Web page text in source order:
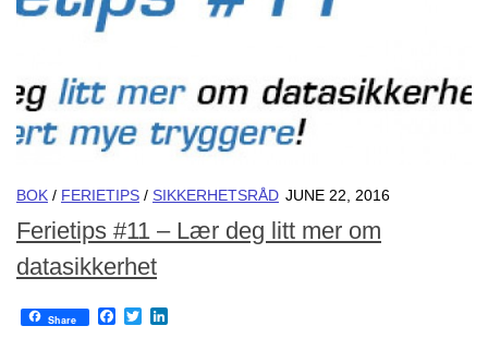
BOK / FERIETIPS / SIKKERHETSRÅD JUNE 22, 2016
Ferietips #11 – Lær deg litt mer om
datasikkerhet
Share Facebook
Twitter